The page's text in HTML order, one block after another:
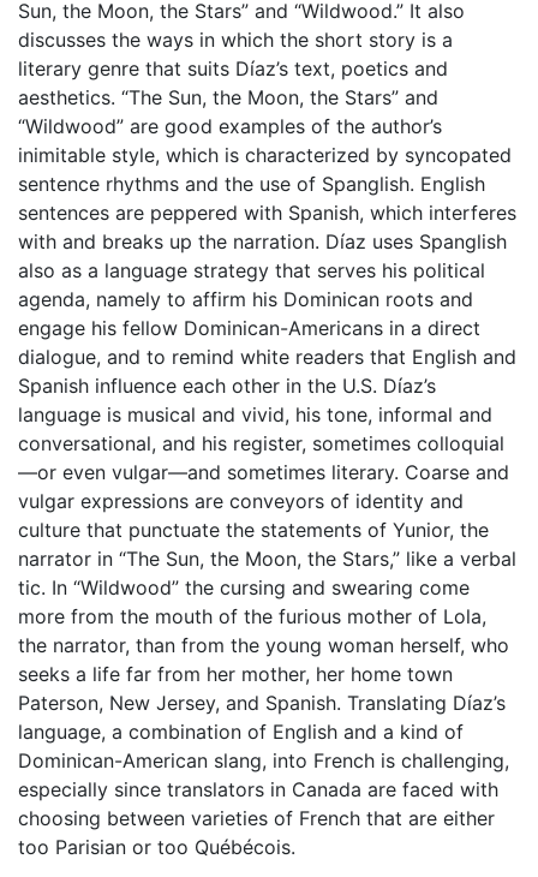
Sun, the Moon, the Stars” and “Wildwood.” It also
discusses the ways in which the short story is a
literary genre that suits Díaz’s text, poetics and
aesthetics. “The Sun, the Moon, the Stars” and
“Wildwood” are good examples of the author’s
inimitable style, which is characterized by syncopated
sentence rhythms and the use of Spanglish. English
sentences are peppered with Spanish, which interferes
with and breaks up the narration. Díaz uses Spanglish
also as a language strategy that serves his political
agenda, namely to affirm his Dominican roots and
engage his fellow Dominican-Americans in a direct
dialogue, and to remind white readers that English and
Spanish influence each other in the U.S. Díaz’s
language is musical and vivid, his tone, informal and
conversational, and his register, sometimes colloquial
—or even vulgar—and sometimes literary. Coarse and
vulgar expressions are conveyors of identity and
culture that punctuate the statements of Yunior, the
narrator in “The Sun, the Moon, the Stars,” like a verbal
tic. In “Wildwood” the cursing and swearing come
more from the mouth of the furious mother of Lola,
the narrator, than from the young woman herself, who
seeks a life far from her mother, her home town
Paterson, New Jersey, and Spanish. Translating Díaz’s
language, a combination of English and a kind of
Dominican-American slang, into French is challenging,
especially since translators in Canada are faced with
choosing between varieties of French that are either
too Parisian or too Québécois.